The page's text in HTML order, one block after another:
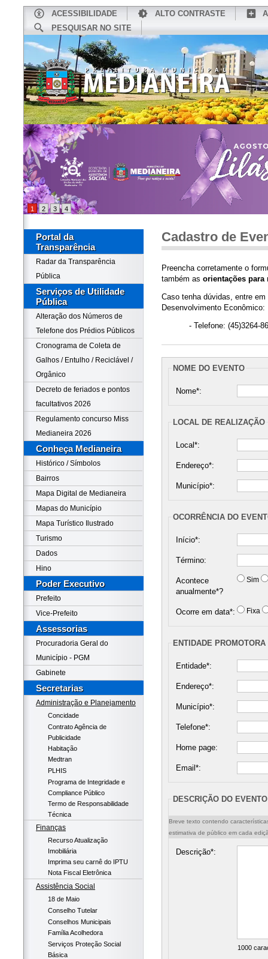
ACESSIBILIDADE ALTO CONTRASTE
PESQUISAR NO SITE
CONHEÇA MEDIANEIRA
1 2 3 4
Portal da
Transparência
Radar da Transparência
Pública
Serviços de Utilidade
Pública
Alteração dos Números de
Telefone dos Prédios Públicos
Cronograma de Coleta de
Galhos / Entulho / Reciclável /
Orgânico
Decreto de feriados e pontos
facultativos 2026
Regulamento concurso Miss
Medianeira 2026
Conheça Medianeira
Histórico / Símbolos
Bairros
Mapa Digital de Medianeira
Mapas do Município
Mapa Turístico Ilustrado
Turismo
Dados
Hino
Poder Executivo
Prefeito
Vice-Prefeito
Assessorias
Procuradoria Geral do
Município - PGM
Gabinete
Secretarias
Administração e Planejamento
Concidade
Contrato Agência de
Publicidade
Habitação
Medtran
PLHIS
Programa de Integridade e
Compliance Público
Termo de Responsabilidade
Técnica
Finanças
Recurso Atualização
Imobiliária
Imprima seu carnê do IPTU
Nota Fiscal Eletrônica
Assistência Social
18 de Maio
Conselho Tutelar
Conselhos Municipais
Família Acolhedora
Serviços Proteção Social
Básica
Cadastro de
Preencha corretamente o
também as orientações para
Caso tenha dúvidas, entre
Desenvolvimento Econômico:
- Telefone: (45)3264-
NOME DO EVENTO
Nome*:
LOCAL DE REALIZAÇÃO
Local*:
Endereço*:
Município*:
OCORRÊNCIA DO
Início*:
Término:
Acontece
anualmente*?
Sim
Ocorre em data*: Fixa
ENTIDADE
Entidade*:
Endereço*:
Município*:
Telefone*:
Home page:
Email*:
DESCRIÇÃO DO EVENTO
Breve texto contendo
estimativa de público em cada
Descrição*:
1000